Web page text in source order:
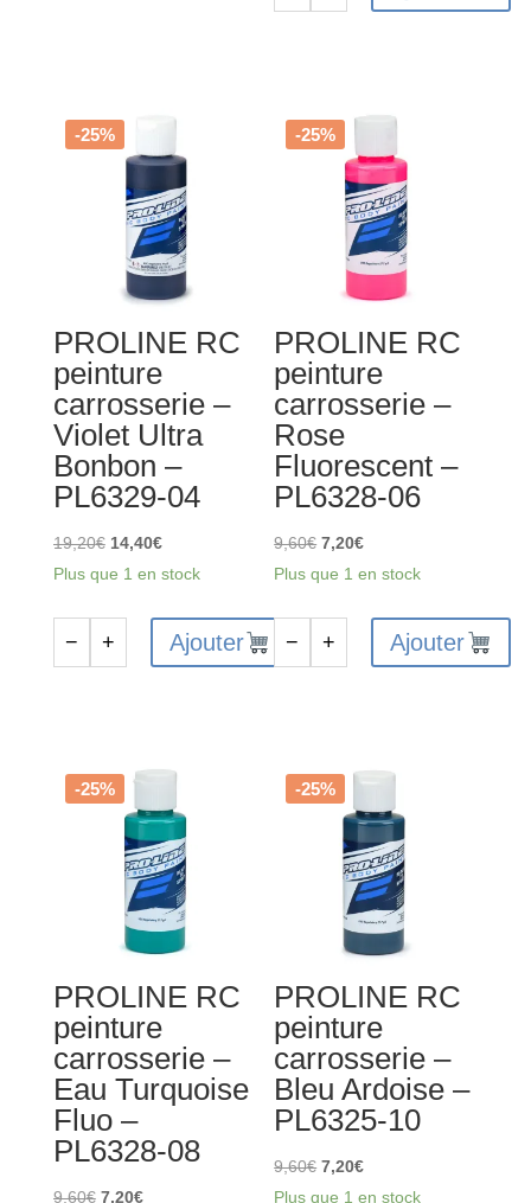
10,80€.8,10€.
peinture
carrosserie
05
-25%
PROLINE RC
peinture
carrosserie –
Violet Ultra
Bonbon –
PL6329-04
19,20€ Le
prix
était :
19,20€.
14,40€Le
prix
est :
14,40€.
Plus que 1 en stock
peinture
carrosserie
PL6329-
04
− + Ajouter
-25%
PROLINE RC
peinture
carrosserie –
Rose
Fluorescent –
PL6328-06
9,60€ Le
prix
était :
9,60€.
7,20€Le
prix
est :
7,20€.
Plus que 1 en stock
peinture
carrosserie
Fluorescent
06
− + Ajouter
-25%
PROLINE RC
peinture
carrosserie –
Eau Turquoise
Fluo –
PL6328-08
9,60€ Le
7,20€Le
-25%
PROLINE RC
peinture
carrosserie –
Bleu Ardoise –
PL6325-10
9,60€ Le
prix
7,20€Le
prix
Plus que 1 en stock